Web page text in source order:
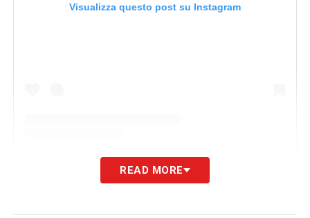
Visualizza questo post su Instagram
READ MORE